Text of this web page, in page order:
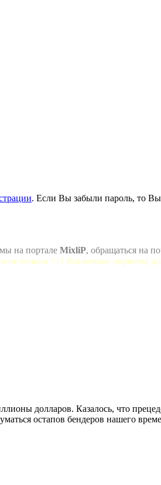
. Если Вы забыли пароль, то
на портале MixliP, обращаться на
не только =) ! Различные скрипты
долларов. Казалось, что
остапов бендеров нашего